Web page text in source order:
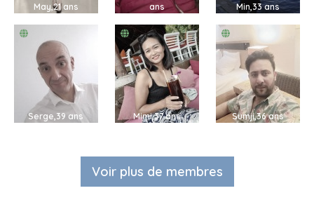
May,21 ans
ans
Min,33 ans
Serge,39 ans Mimi,37 ans Sumji,36 ans
Voir plus de membres